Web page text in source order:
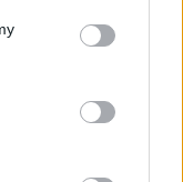
Gedimino